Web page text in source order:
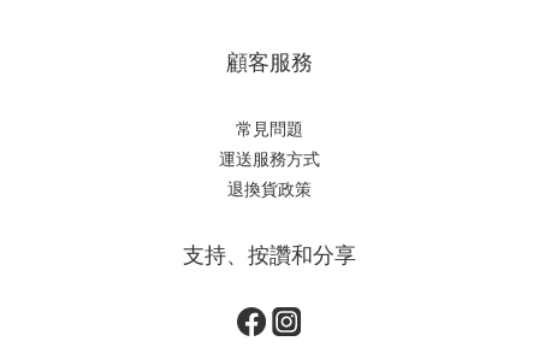
顧客服務
常見問題
運送服務方式
退換貨政策
支持、按讚和分享